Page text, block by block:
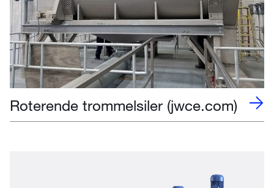
Roterende trommelsiler (jwce.com)